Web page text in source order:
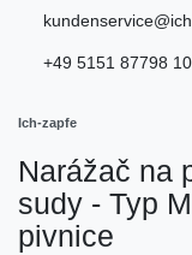
+49 5151 87798 10
Ich-zapfe
Narážač na
sudy - Typ
pivnice